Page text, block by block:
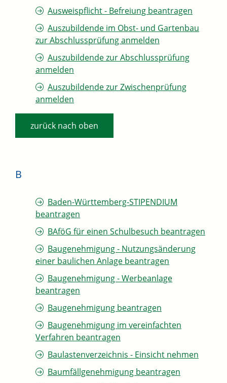
Ausweispflicht - Befreiung beantragen
Auszubildende im Obst- und Gartenbau
zur Abschlussprüfung anmelden
Auszubildende zur Abschlussprüfung
anmelden
Auszubildende zur Zwischenprüfung
anmelden
zurück nach oben
B
Baden-Württemberg-STIPENDIUM
beantragen
BAföG für einen Schulbesuch beantragen
Baugenehmigung - Nutzungsänderung
einer baulichen Anlage beantragen
Baugenehmigung - Werbeanlage
beantragen
Baugenehmigung beantragen
Baugenehmigung im vereinfachten
Verfahren beantragen
Baulastenverzeichnis - Einsicht nehmen
Baumfällgenehmigung beantragen